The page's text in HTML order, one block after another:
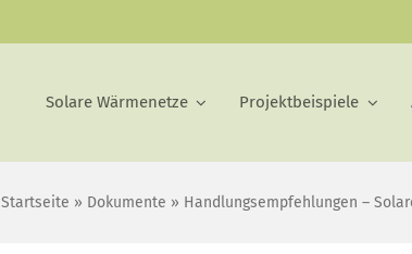
Solare Wärmenetze Projektbeispiele
Startseite » Dokumente » Handlungsempfehlungen –